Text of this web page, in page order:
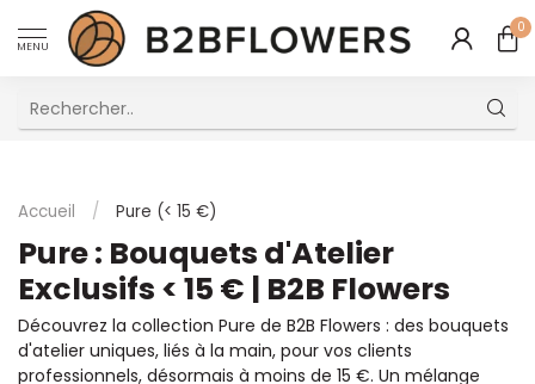
MENU
0
Accueil / Pure (< 15 €)
Pure : Bouquets d'Atelier
Exclusifs < 15 € | B2B Flowers
Découvrez la collection Pure de B2B Flowers : des bouquets
d'atelier uniques, liés à la main, pour vos clients
professionnels, désormais à moins de 15 €. Un mélange